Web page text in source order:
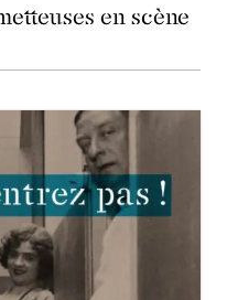
en scène